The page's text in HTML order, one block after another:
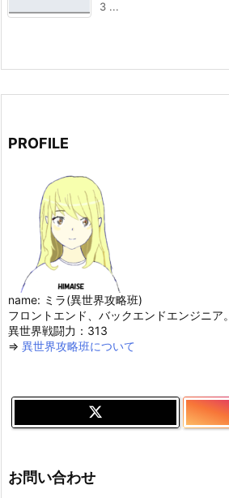
3 ...
PROFILE
name: ミラ(異世界攻略班)
フロントエンド、バックエンドエンジニア。
異世界戦闘力：313
⇒ 異世界攻略班について
お問い合わせ